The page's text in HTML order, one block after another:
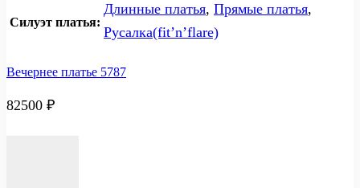
Силуэт платья:
Длинные платья, Прямые платья,
Русалка(fit’n’flare)
Вечернее платье 5787
82500 ₽